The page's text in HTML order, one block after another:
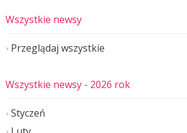
Wszystkie newsy
Przeglądaj wszystkie
Wszystkie newsy - 2026 rok
Styczeń